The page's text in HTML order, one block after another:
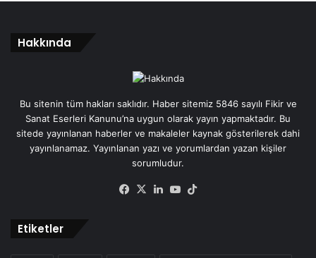
Hakkında
Bu sitenin tüm hakları saklıdır. Haber sitemiz 5846 sayılı Fikir ve
Sanat Eserleri Kanunu’na uygun olarak yayın yapmaktadır. Bu
sitede yayınlanan haberler ve makaleler kaynak gösterilerek dahi
yayınlanamaz. Yayınlanan yazı ve yorumlardan yazan kişiler
sorumludur.
Facebook
X LinkedInYouTube
Etiketler